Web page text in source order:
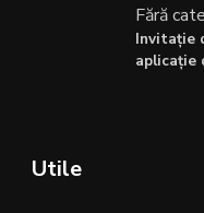
Fără
Invitație
aplicație
Utile